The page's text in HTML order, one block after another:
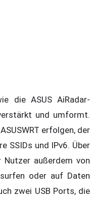
die ASUS AiRadar-
und umformt.
erfolgen, der
SSIDs und IPv6. Über
Nutzer außerdem von
oder auf Daten
zwei USB Ports, die